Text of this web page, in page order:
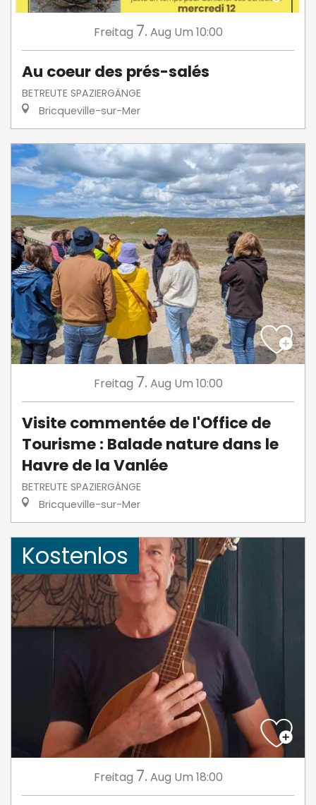
Freitag 7. Aug Um 10:00
Au coeur des prés-salés
BETREUTE SPAZIERGÄNGE
Bricqueville-sur-Mer
Freitag 7. Aug Um 10:00
Visite commentée de l'Office de
Tourisme : Balade nature dans le
Havre de la Vanlée
BETREUTE SPAZIERGÄNGE
Bricqueville-sur-Mer
Kostenlos
Freitag 7. Aug Um 18:00